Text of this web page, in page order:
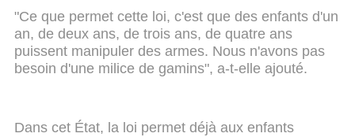
"Ce que permet cette loi, c'est que des enfants d'un
an, de deux ans, de trois ans, de quatre ans
puissent manipuler des armes. Nous n'avons pas
besoin d'une milice de gamins", a-t-elle ajouté.
Dans cet État, la loi permet déjà aux enfants